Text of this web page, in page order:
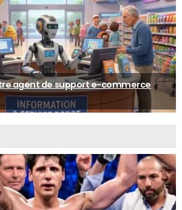
agent de support e-commerce